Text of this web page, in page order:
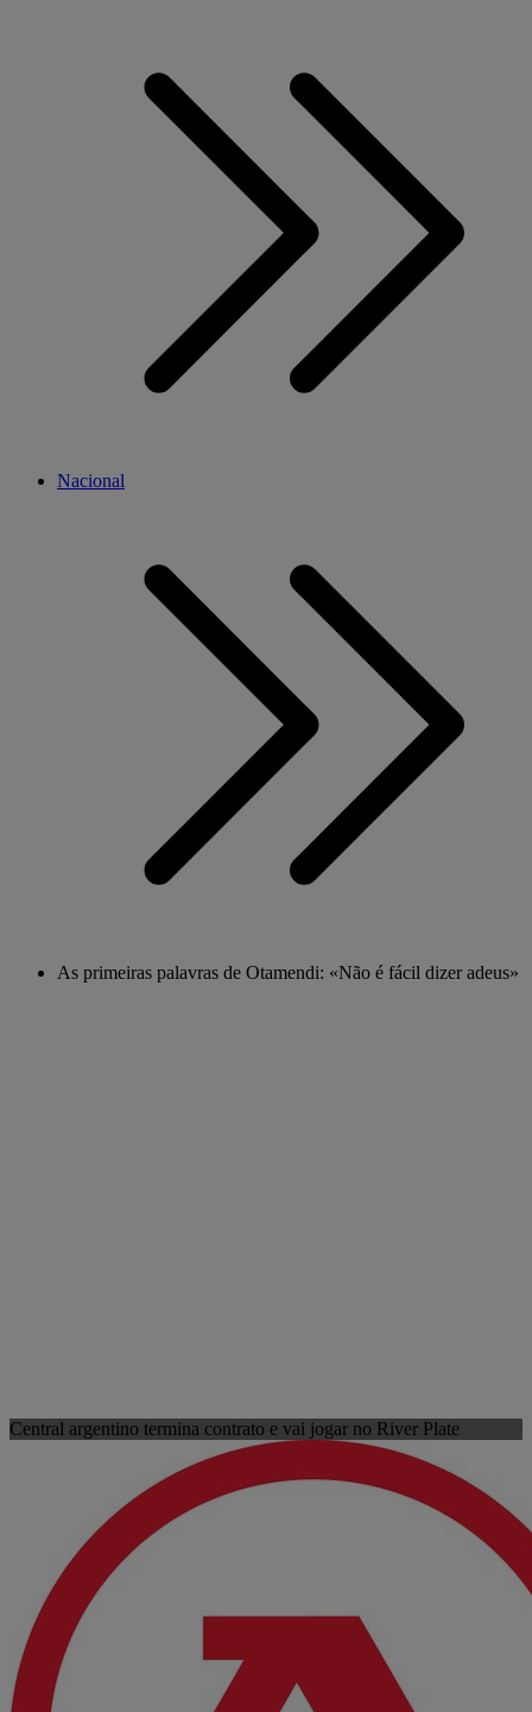
Nacional
As primeiras palavras de Otamendi: «Não é fácil dizer adeus»
Central argentino termina contrato e vai jogar no River Plate